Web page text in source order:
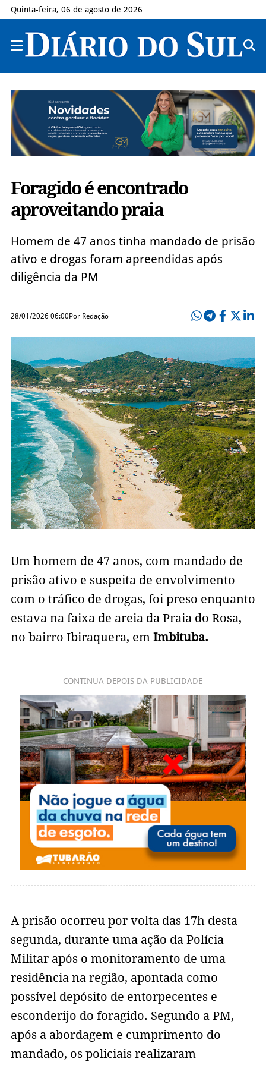
Quinta-feira, 06 de agosto de 2026
Foragido é encontrado
aproveitando praia
Homem de 47 anos tinha mandado de prisão
ativo e drogas foram apreendidas após
diligência da PM
28/01/2026 06:00Por Redação
Um homem de 47 anos, com mandado de
prisão ativo e suspeita de envolvimento
com o tráfico de drogas, foi preso enquanto
estava na faixa de areia da Praia do Rosa,
no bairro Ibiraquera, em Imbituba.
CONTINUA DEPOIS DA PUBLICIDADE
A prisão ocorreu por volta das 17h desta
segunda, durante uma ação da Polícia
Militar após o monitoramento de uma
residência na região, apontada como
possível depósito de entorpecentes e
esconderijo do foragido. Segundo a PM,
após a abordagem e cumprimento do
mandado, os policiais realizaram